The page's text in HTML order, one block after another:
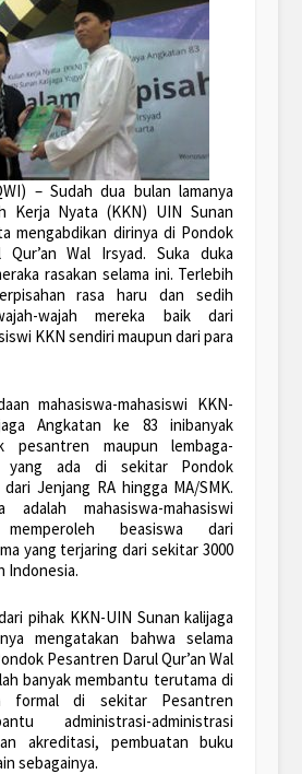
– Sudah dua bulan lamanya
Kerja Nyata (KKN) UIN Sunan
mengabdikan dirinya di Pondok
Qur’an Wal Irsyad. Suka duka
rasakan selama ini. Terlebih
rasa haru dan sedih
wajah mereka baik dari
KKN sendiri maupun dari para
mahasiswa-mahasiswi KKN-
Angkatan ke 83 inibanyak
pesantren maupun lembaga-
yang ada di sekitar Pondok
Jenjang RA hingga MA/SMK.
adalah mahasiswa-mahasiswi
beasiswa dari
yang terjaring dari sekitar 3000
Indonesia.
pihak KKN-UIN Sunan kalijaga
mengatakan bahwa selama
Pesantren Darul Qur’an Wal
banyak membantu terutama di
formal di sekitar Pesantren
administrasi-administrasi
akreditasi, pembuatan buku
sebagainya.